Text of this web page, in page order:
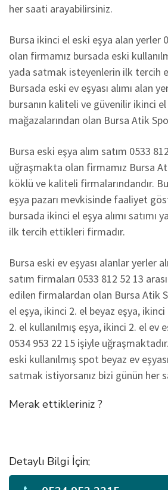
her saati arayabilirsiniz.
Bursa ikinci el eski eşya alan yerler
olan firmamız bursada eski
yada satmak isteyenlerin ilk tercih
Bursada eski ev eşyası alımı alan
bursanın kaliteli ve güvenilir ikinci el
mağazalarından olan Bursa Atik
Bursa eski eşya alım satım 0533
uğraşmakta olan firmamız Bursa
köklü ve kaliteli firmalarındandır.
eşya pazarı mevkisinde faaliyet
bursada ikinci el eşya alımı satımı
ilk tercih ettikleri firmadır.
Bursa eski ev eşyası alanlar yerler
satım firmaları 0533 812 52 13
edilen firmalardan olan Bursa Atik
el eşya, ikinci 2. el beyaz eşya,
2. el kullanılmış eşya, ikinci 2. el ev
0534 953 22 15 işiyle
eski kullanılmış spot beyaz ev
satmak istiyorsanız bizi günün her
Merak ettikleriniz ?
Detaylı Bilgi İçin;